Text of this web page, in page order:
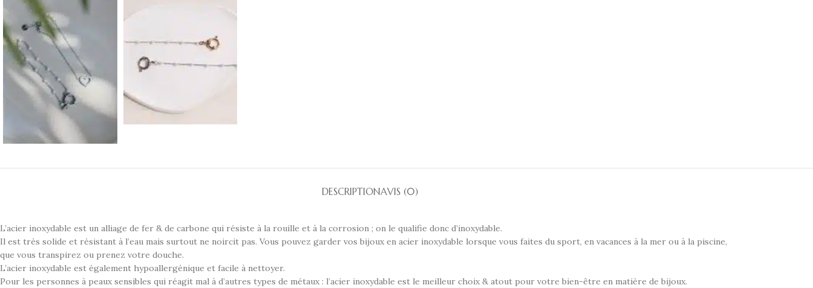
DESCRIPTIONAVIS (0)
L’acier inoxydable est un alliage de fer & de carbone qui résiste à la rouille et à la corrosion ; on le qualifie donc d’inoxydable.
Il est très solide et résistant à l’eau mais surtout ne noircit pas. Vous pouvez garder vos bijoux en acier inoxydable lorsque vous faites du sport, en vacances à la mer ou à la piscine,
que vous transpirez ou prenez votre douche.
L’acier inoxydable est également hypoallergénique et facile à nettoyer.
Pour les personnes à peaux sensibles qui réagit mal à d’autres types de métaux : l’acier inoxydable est le meilleur choix & atout pour votre bien-être en matière de bijoux.